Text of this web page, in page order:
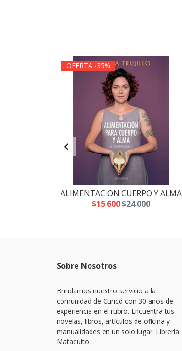
OFERTA -35%
ALIMENTACION CUERPO Y ALMA
$15.600$24.000
Sobre Nosotros
Brindamos nuestro servicio a la
comunidad de Curicó con 30 años de
experiencia en el rubro. Encuentra tus
novelas, libros, artículos de oficina y
manualidades en un solo lugar. Libreria
Mataquito.